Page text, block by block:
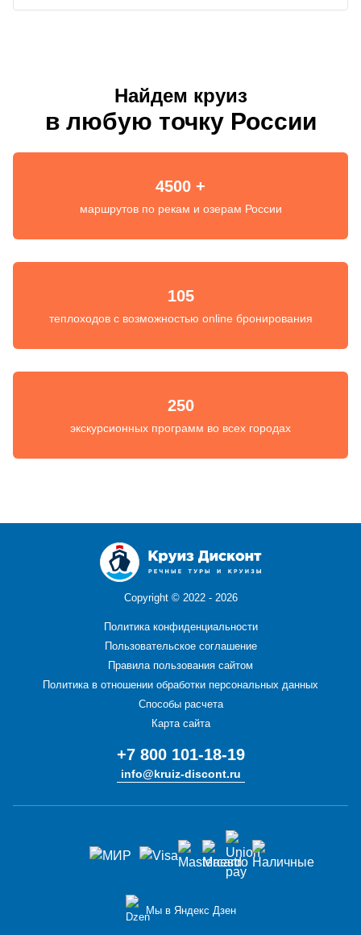
Найдем круиз
в любую точку России
4500 +
маршрутов по рекам и озерам России
105
теплоходов с возможностью online бронирования
250
экскурсионных программ во всех городах
Copyright © 2022 - 2026
Политика конфиденциальности
Пользовательское соглашение
Правила пользования сайтом
Политика в отношении обработки персональных данных
Способы расчета
Карта сайта
+7 800 101-18-19
info@kruiz-discont.ru
Мы в Яндекс Дзен